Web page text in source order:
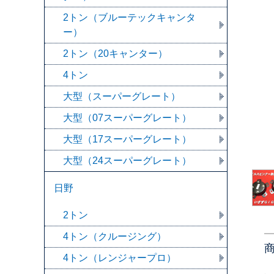
2トン（ブルーテックキャンタ
ー）
2トン（20キャンター）
4トン
大型（スーパーグレート）
大型（07スーパーグレート）
大型（17スーパーグレート）
大型（24スーパーグレート）
日野
2トン
4トン（クルージング）
4トン（レンジャープロ）